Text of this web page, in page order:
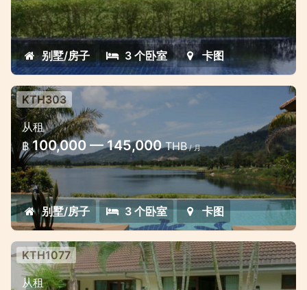
Excellent 3 bedroom one-storey villa in
Phuket golf club
别墅/房子 3 个卧室 卡图
Beautiful 3 bd villa near crystal lake
Beautiful Villa on сrystal Lake inside
famous luxury Golf Course
KTH303
从租
฿ 100,000 — 145,000THB/ 月
别墅/房子 3 个卧室 卡图
3 bedroom pool house in Kathu
KTH1077
从租